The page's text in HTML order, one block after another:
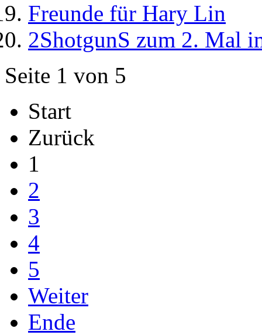
Freunde für Hary Lin
2ShotgunS zum 2. Mal
Seite 1 von 5
Start
Zurück
1
2
3
4
5
Weiter
Ende